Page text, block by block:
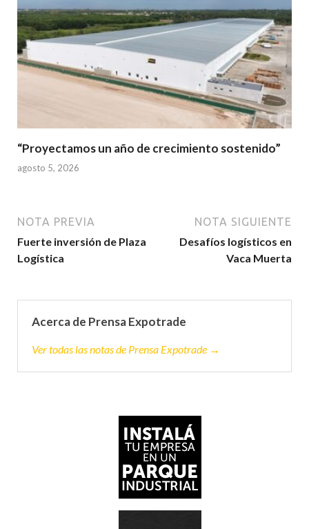
“Proyectamos un año de crecimiento sostenido”
agosto 5, 2026
NOTA PREVIA
Fuerte inversión de Plaza
Logística
NOTA SIGUIENTE
Desafíos logísticos en
Vaca Muerta
Acerca de Prensa Expotrade
Ver todas las notas de Prensa Expotrade →